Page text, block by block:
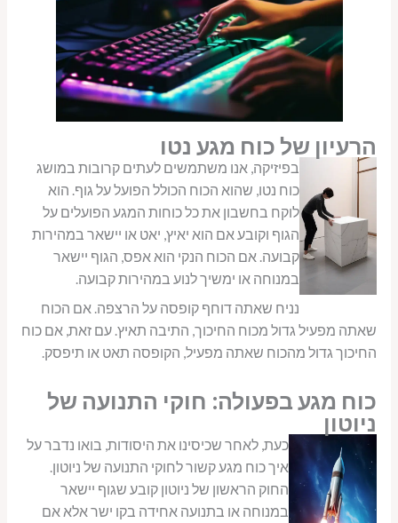
הרעיון של כוח מגע נטו
בפיזיקה, אנו משתמשים לעתים קרובות במושג
כוח נטו, שהוא הכוח הכולל הפועל על גוף. הוא
לוקח בחשבון את כל כוחות המגע הפועלים על
הגוף וקובע אם הוא יאיץ, יאט או יישאר במהירות
קבועה. אם הכוח הנקי הוא אפס, הגוף יישאר
במנוחה או ימשיך לנוע במהירות קבועה.
נניח שאתה דוחף קופסה על הרצפה. אם הכוח
שאתה מפעיל גדול מכוח החיכוך, התיבה תאיץ. עם זאת, אם כוח
החיכוך גדול מהכוח שאתה מפעיל, הקופסה תאט או תיפסק.
כוח מגע בפעולה: חוקי התנועה של
ניוטון
כעת, לאחר שכיסינו את היסודות, בואו נדבר על
איך כוח מגע קשור לחוקי התנועה של ניוטון.
החוק הראשון של ניוטון קובע שגוף יישאר
במנוחה או בתנועה אחידה בקו ישר אלא אם